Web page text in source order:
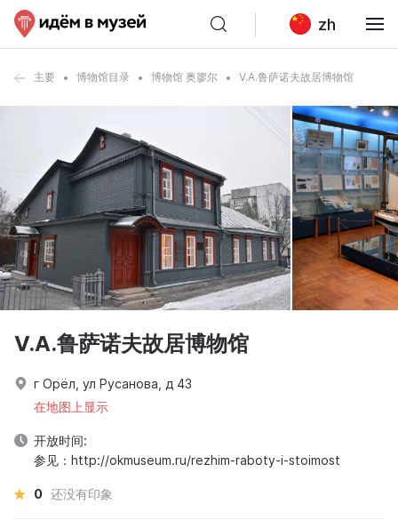
zh
主要 博物馆目录 博物馆 奥廖尔 V.A.鲁萨诺夫故居博物馆
V.A.鲁萨诺夫故居博物馆
г Орёл, ул Русанова, д 43
在地图上显示
开放时间:
参见：http://okmuseum.ru/rezhim-raboty-i-stoimost
0 还没有印象